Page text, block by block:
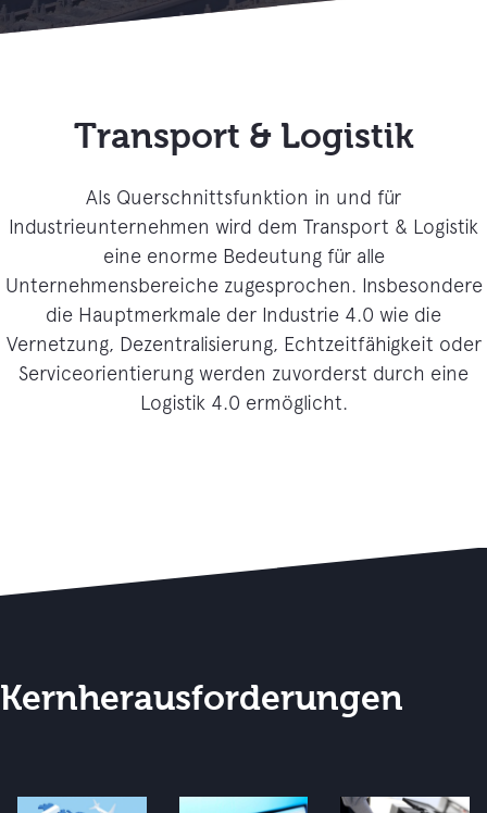
Transport & Logistik
Als Querschnittsfunktion in und für
Industrieunternehmen wird dem Transport & Logistik
eine enorme Bedeutung für alle
Unternehmensbereiche zugesprochen. Insbesondere
die Hauptmerkmale der Industrie 4.0 wie die
Vernetzung, Dezentralisierung, Echtzeitfähigkeit oder
Serviceorientierung werden zuvorderst durch eine
Logistik 4.0 ermöglicht.
Kernherausforderungen